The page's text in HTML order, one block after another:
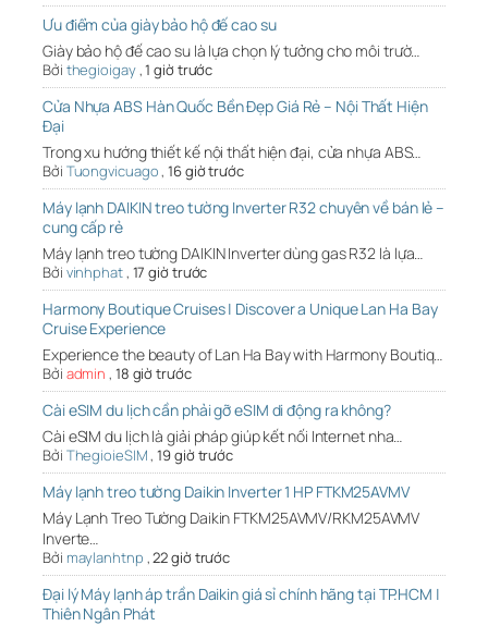
Ưu điểm của giày bảo hộ đế cao su
Giày bảo hộ đế cao su là lựa chọn lý tưởng cho môi trườ…
Bởi thegioigay,1 giờ trước
Cửa Nhựa ABS Hàn Quốc Bền Đẹp Giá Rẻ – Nội Thất Hiện
Đại
Trong xu hướng thiết kế nội thất hiện đại, cửa nhựa ABS…
Bởi Tuongvicuago,16 giờ trước
Máy lạnh DAIKIN treo tường Inverter R32 chuyên về bán lẻ –
cung cấp rẻ
Máy lạnh treo tường DAIKIN Inverter dùng gas R32 là lựa…
Bởi vinhphat, 17 giờ trước
Harmony Boutique Cruises | Discover a Unique Lan Ha Bay
Cruise Experience
Experience the beauty of Lan Ha Bay with Harmony Boutiq…
Bởi admin , 18 giờ trước
Cài eSIM du lịch cần phải gỡ eSIM di động ra không?
Cài eSIM du lịch là giải pháp giúp kết nối Internet nha…
Bởi ThegioieSIM,19 giờ trước
Máy lạnh treo tường Daikin Inverter 1 HP FTKM25AVMV
Máy Lạnh Treo Tường Daikin FTKM25AVMV/RKM25AVMV
Inverte…
Bởi maylanhtnp ,22 giờ trước
Đại lý Máy lạnh áp trần Daikin giá sỉ chính hãng tại TP.HCM |
Thiên Ngân Phát